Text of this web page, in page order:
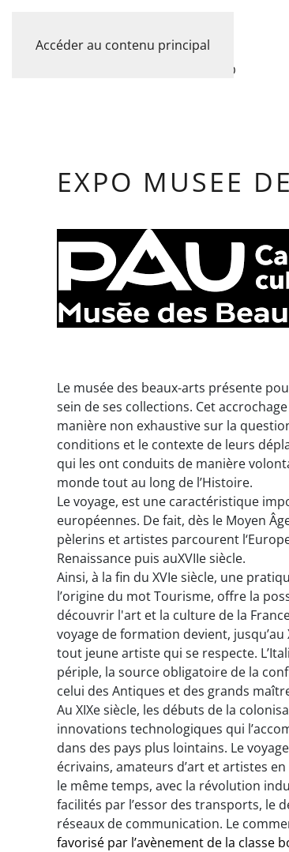
Accéder au contenu principal
PORTFOLIO
EXPO MUSEE
Le musée des beaux-arts présente
sein de ses collections. Cet
manière non exhaustive sur la
conditions et le contexte de leurs
qui les ont conduits de manière
monde tout au long de l’Histoire.
Le voyage, est une caractéristique
européennes. De fait, dès le Moyen
pèlerins et artistes parcourent
Renaissance puis auXVIIe siècle.
Ainsi, à la fin du XVIe siècle, une
l’origine du mot Tourisme, offre la
découvrir l'art et la culture de la
voyage de formation devient,
tout jeune artiste qui se respecte.
périple, la source obligatoire de la
celui des Antiques et des grands
Au XIXe siècle, les débuts de la
innovations technologiques qui
dans des pays plus lointains. Le
écrivains, amateurs d’art et artistes
le même temps, avec la révolution
facilités par l’essor des transports, le
réseaux de communication. Le
favorisé par l’avènement de la classe